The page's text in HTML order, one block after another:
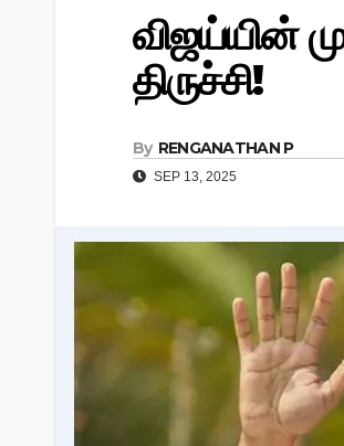
விஜய்யின்
திருச்சி!
By RENGANATHAN P
SEP 13, 2025